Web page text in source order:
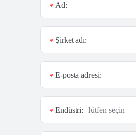
Ad:
*
Şirket adı:
*
E-posta adresi:
*
Endüstri:
*